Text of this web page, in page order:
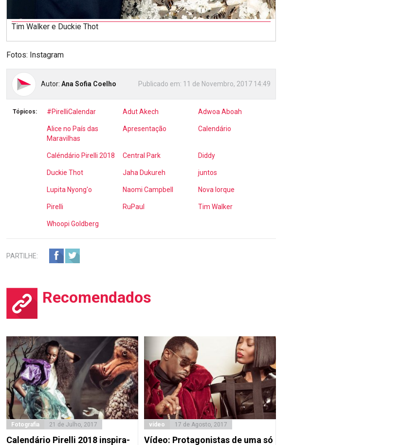
Tim Walker e Duckie Thot
Fotos: Instagram
Autor:Ana Sofia Coelho Publicado em: 11 de Novembro, 2017 14:49
Tópicos: #PirelliCalendar Adut Akech Adwoa Aboah
Alice no País das
Maravilhas
Apresentação Calendário
Caléndário Pirelli 2018 Central Park Diddy
Duckie Thot Jaha Dukureh juntos
Lupita Nyong'o Naomi Campbell Nova Iorque
Pirelli RuPaul Tim Walker
Whoopi Goldberg
PARTILHE:
Recomendados
Fotografia 21 de Julho, 2017
Calendário Pirelli 2018 inspira-
vídeo 17 de Agosto, 2017
Vídeo: Protagonistas de uma só